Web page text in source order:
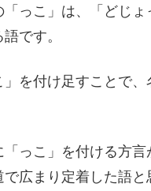
「っこ」は、「どじ
です。
を付け足すことで
っこ」を付ける方
広まり定着した語